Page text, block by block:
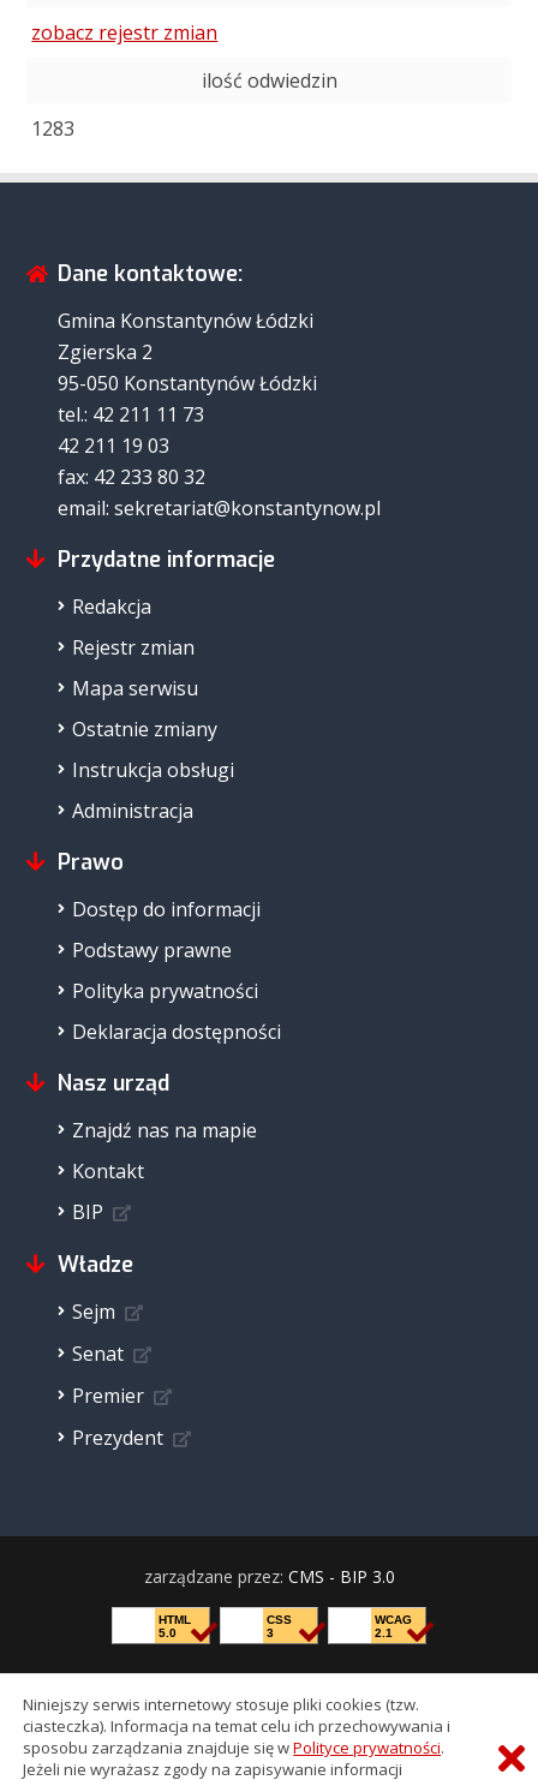
zobacz rejestr zmian
ilość odwiedzin
1283
Dane kontaktowe:
Gmina Konstantynów Łódzki
Zgierska 2
95-050 Konstantynów Łódzki
tel.: 42 211 11 73
42 211 19 03
fax: 42 233 80 32
email: sekretariat@konstantynow.pl
Przydatne informacje
Redakcja
Rejestr zmian
Mapa serwisu
Ostatnie zmiany
Instrukcja obsługi
Administracja
Prawo
Dostęp do informacji
Podstawy prawne
Polityka prywatności
Deklaracja dostępności
Nasz urząd
Znajdź nas na mapie
Kontakt
BIP
Władze
Sejm
Senat
Premier
Prezydent
zarządzane przez: CMS - BIP 3.0
HTML
5.0
CSS
3
WCAG
2.1
Niniejszy serwis internetowy stosuje pliki cookies (tzw.
ciasteczka). Informacja na temat celu ich przechowywania i
sposobu zarządzania znajduje się wPolityce prywatności.
Jeżeli nie wyrażasz zgody na zapisywanie informacji